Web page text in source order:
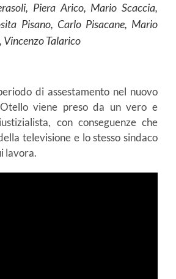
Piera Arico, Mario Scaccia,
Pisano, Carlo Pisacane, Mario
Vincenzo Talarico
di assestamento nel nuovo
viene preso da un vero e
con conseguenze che
televisione e lo stesso sindaco
lavora.